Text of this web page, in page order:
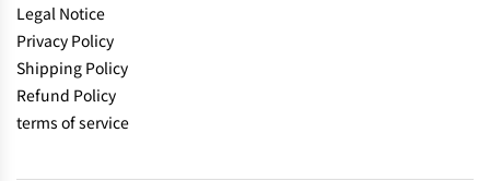
Legal Notice
Privacy Policy
Shipping Policy
Refund Policy
terms of service